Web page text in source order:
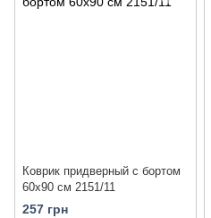
Коврик придверный с бортом
60x90 см 2151/11
257 грн